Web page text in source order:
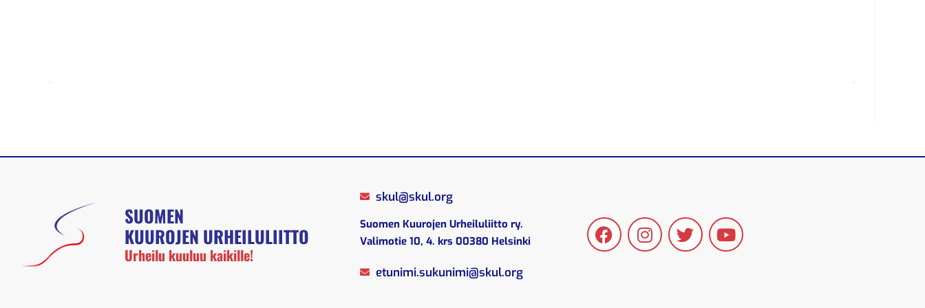
SUOMEN
KUUROJEN URHEILULIITTO
Urheilu kuuluu kaikille!
skul@skul.org
Suomen Kuurojen Urheiluliitto ry.
Valimotie 10, 4. krs 00380 Helsinki
etunimi.sukunimi@skul.org